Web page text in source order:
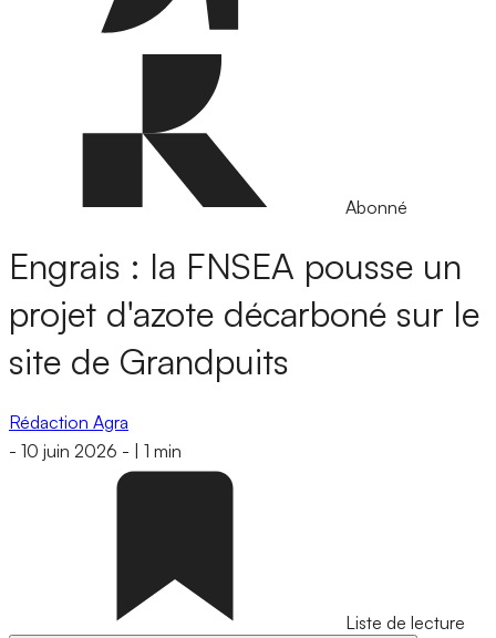
Abonné
Engrais : la FNSEA pousse un
projet d'azote décarboné sur le
site de Grandpuits
Rédaction Agra
- 10 juin 2026 - 1 min
Liste de lecture